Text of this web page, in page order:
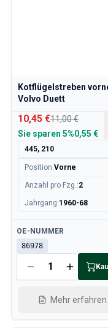
Kotflügelstreben
Volvo Duett
10,45 €11,00 €
Sie sparen 5%0,55 €
445, 210
Position:Vorne
Anzahl pro Fzg.:2
Jahrgang:1960-68
Verfügbar
OE-NUMMER
86978
Mehr erfahren